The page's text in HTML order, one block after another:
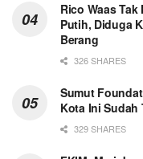
Rico Waas
Putih, Diduga
Berang
326 SHARES
Sumut
Kota Ini Sudah
329 SHARES